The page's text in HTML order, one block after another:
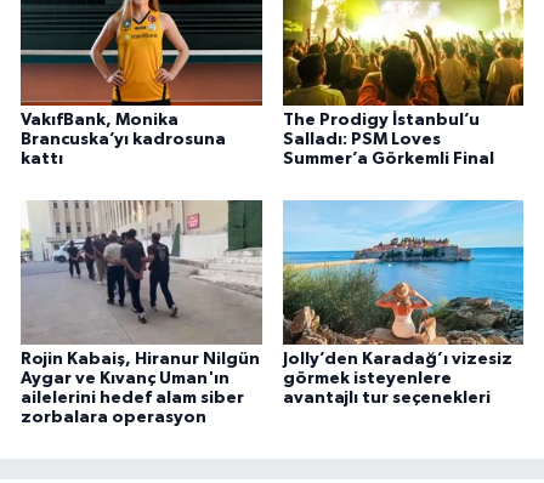
VakıfBank, Monika
Brancuska’yı kadrosuna
kattı
The Prodigy İstanbul’u
Salladı: PSM Loves
Summer’a Görkemli Final
Rojin Kabaiş, Hiranur Nilgün
Aygar ve Kıvanç Uman'ın
ailelerini hedef alam siber
zorbalara operasyon
Jolly’den Karadağ’ı vizesiz
görmek isteyenlere
avantajlı tur seçenekleri